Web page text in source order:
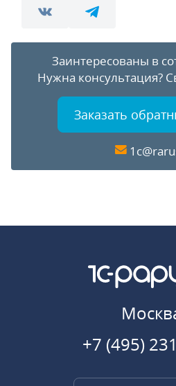
Заинтересованы в
Нужна консультация?
Заказать
+7 (495)